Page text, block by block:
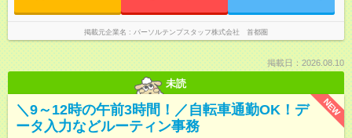
掲載元企業名 パーソルテンプスタッフ株式会社 首都圏
掲載日：2026.08.10
未読
NEW
＼9～12時の午前3時間！／自転車通勤OK！デ
ータ入力などルーティン事務